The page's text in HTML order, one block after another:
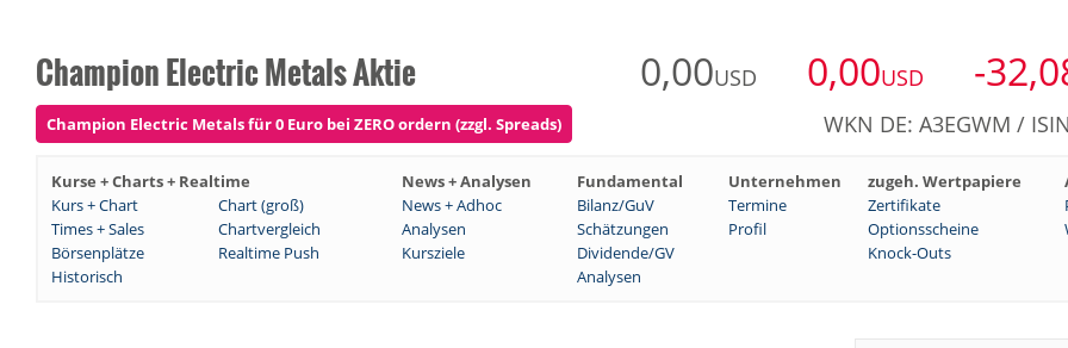
Champion Electric Metals Aktie 0,00USD 0,00USD -
Champion Electric Metals für 0 Euro bei ZERO ordern (zzgl. Spreads) WKN DE: A3EGWM /
Kurse + Charts + Realtime News + Analysen Fundamental Unternehmen zugeh. Wertpapiere
Kurs + Chart
Chart (groß) News + Adhoc Bilanz/GuV Termine Zertifikate
Times + Sales
Chartvergleich Analysen Schätzungen Profil Optionsscheine
Börsenplätze
Realtime Push Kursziele Dividende/GV
Knock-Outs
Historisch
Analysen